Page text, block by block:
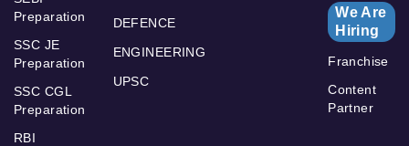
Preparation
SSC JE
Preparation
SSC CGL
Preparation
RBI
DEFENCE
ENGINEERING
UPSC
We Are
Hiring
Franchise
Content
Partner